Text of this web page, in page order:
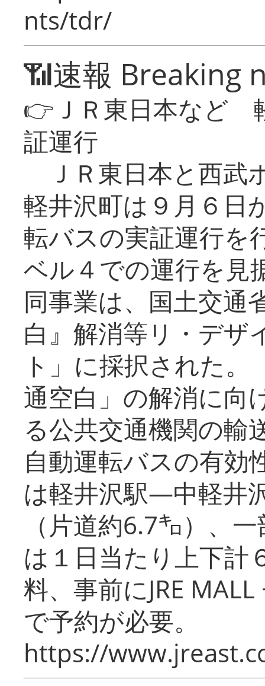
nts/tdr/
📶速報 Breaking
👉ＪＲ東日本など
証運行
ＪＲ東日本と西武
軽井沢町は９月６日
転バスの実証運行を
ベル４での運行を見
同事業は、国土交通
白』解消等リ・デザ
ト」に採択された
通空白」の解消に向
る公共交通機関の輸
自動運転バスの有効
は軽井沢駅―中軽井
（片道約6.7㌔）、
は１日当たり上下計
料、事前にJRE
で予約が必要。
https://